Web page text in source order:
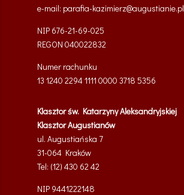
e-mail: parafia-kazimierz@augustianie.pl
NIP 676-21-69-025
REGON 040022832
Numer rachunku
13 1240 2294 1111 0000 3718 5356
Klasztor św. Katarzyny Aleksandryjskiej
Klasztor Augustianów
ul. Augustiańska 7
31-064 Kraków
Tel: (12) 430 62 42
NIP 9441222148